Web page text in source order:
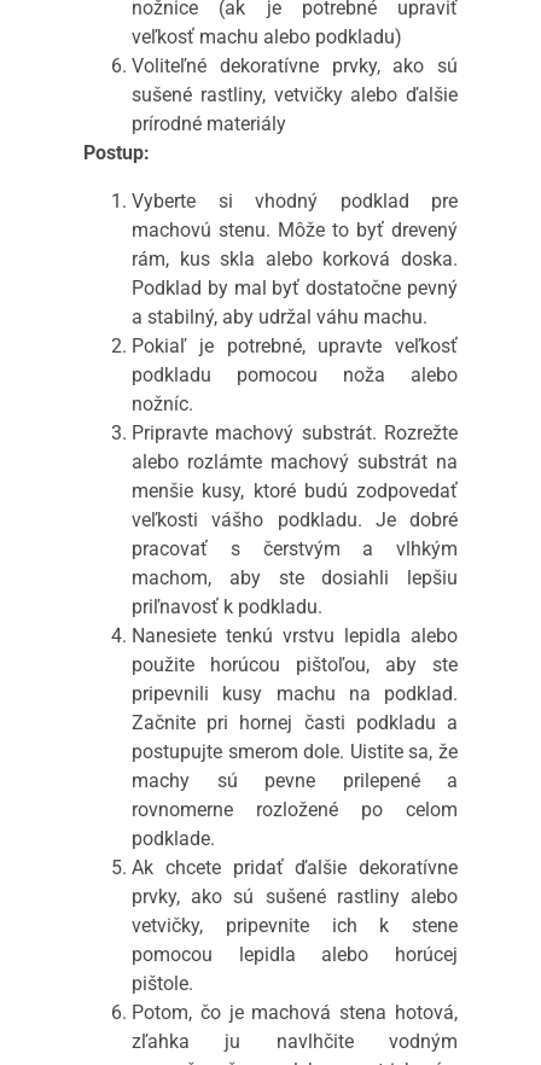
nožnice (ak je potrebné upraviť
veľkosť machu alebo podkladu)
Voliteľné dekoratívne prvky, ako sú
sušené rastliny, vetvičky alebo ďalšie
prírodné materiály
Postup:
Vyberte si vhodný podklad pre
machovú stenu. Môže to byť drevený
rám, kus skla alebo korková doska.
Podklad by mal byť dostatočne pevný
a stabilný, aby udržal váhu machu.
Pokiaľ je potrebné, upravte veľkosť
podkladu pomocou noža alebo
nožníc.
Pripravte machový substrát. Rozrežte
alebo rozlámte machový substrát na
menšie kusy, ktoré budú zodpovedať
veľkosti vášho podkladu. Je dobré
pracovať s čerstvým a vlhkým
machom, aby ste dosiahli lepšiu
priľnavosť k podkladu.
Nanesiete tenkú vrstvu lepidla alebo
použite horúcou pištoľou, aby ste
pripevnili kusy machu na podklad.
Začnite pri hornej časti podkladu a
postupujte smerom dole. Uistite sa, že
machy sú pevne prilepené a
rovnomerne rozložené po celom
podklade.
Ak chcete pridať ďalšie dekoratívne
prvky, ako sú sušené rastliny alebo
vetvičky, pripevnite ich k stene
pomocou lepidla alebo horúcej
pištole.
Potom, čo je machová stena hotová,
zľahka ju navlhčite vodným